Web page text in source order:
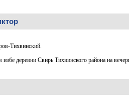
Тихвинский.
избе деревни Свирь Тихвинского района на